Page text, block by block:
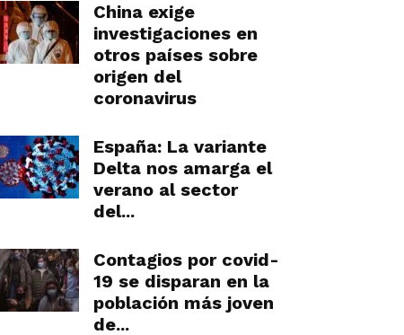
China exige
investigaciones en
otros países sobre
origen del
coronavirus
España: La variante
Delta nos amarga el
verano al sector
del...
Contagios por covid-
19 se disparan en la
población más joven
de...